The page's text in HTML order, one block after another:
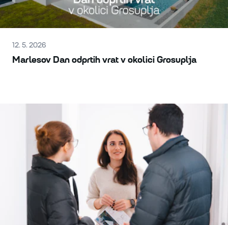
12. 5. 2026
Marlesov Dan odprtih vrat v okolici Grosuplja